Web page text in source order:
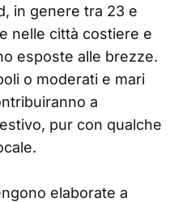
in genere tra 23 e
nelle città costiere e
esposte alle brezze.
o moderati e mari
a
pur con qualche
elaborate a